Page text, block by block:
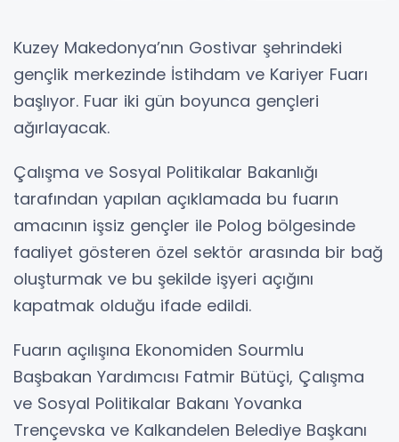
Kuzey Makedonya’nın Gostivar şehrindeki
gençlik merkezinde İstihdam ve Kariyer Fuarı
başlıyor. Fuar iki gün boyunca gençleri
ağırlayacak.
Çalışma ve Sosyal Politikalar Bakanlığı
tarafından yapılan açıklamada bu fuarın
amacının işsiz gençler ile Polog bölgesinde
faaliyet gösteren özel sektör arasında bir bağ
oluşturmak ve bu şekilde işyeri açığını
kapatmak olduğu ifade edildi.
Fuarın açılışına Ekonomiden Sourmlu
Başbakan Yardımcısı Fatmir Bütüçi, Çalışma
ve Sosyal Politikalar Bakanı Yovanka
Trençevska ve Kalkandelen Belediye Başkanı